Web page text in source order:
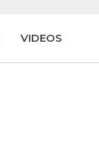
VIDEOS